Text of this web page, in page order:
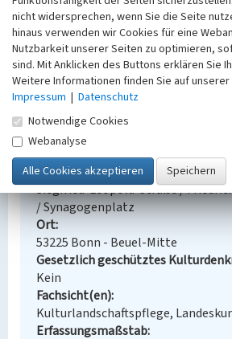
(Geschichtlicher Atlas der
Bonn.
Synagoge Beuel
Schlagwörter
Synagoge
Gedenkstätte
Straße / Hausnummer
Siegfried-Leopold-Straße /
/ Synagogenplatz
Ort
53225 Bonn - Beuel-Mitte
Gesetzlich geschütztes
Kein
Fachsicht(en)
Kulturlandschaftspflege,
Erfassungsmaßstab
nicht widersprechen, wenn Sie die Seite
hinaus verwenden wir Cookies für eine
Nutzbarkeit unserer Seiten zu optimieren,
sind. Mit Anklicken des Buttons erklären Sie
Weitere Informationen finden Sie auf
Impressum | Datenschutz
Notwendige Cookies
Webanalyse